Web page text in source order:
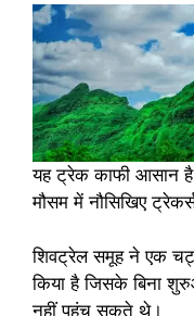
यह ट्रेक काफी आसान
मौसम में नौसिखिए
शिवट्रेल समूह ने एक
किया है जिसके बिना
नहीं पहुंच सकते थे।